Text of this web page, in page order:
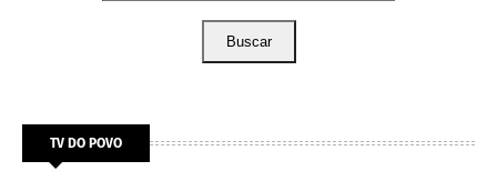
Buscar
TV DO POVO